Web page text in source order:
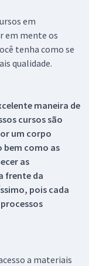
em
em mente os
tenha como se
qualidade.
maneira de
cursos são
um corpo
bem como as
as
frente da
pois cada
a materiais